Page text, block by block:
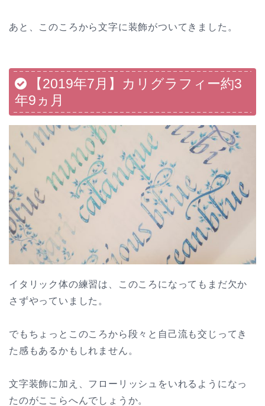
あと、このころから文字に装飾がついてきました。
【2019年7月】カリグラフィー約3
年9ヵ月
イタリック体の練習は、このころになってもまだ欠か
さずやっていました。
でもちょっとこのころから段々と自己流も交じってき
た感もあるかもしれません。
文字装飾に加え、フローリッシュをいれるようになっ
たのがここらへんでしょうか。